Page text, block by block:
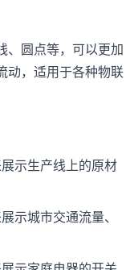
、圆点等，可以更加
动，适用于各种物联
示生产线上的原材
示城市交通流量、